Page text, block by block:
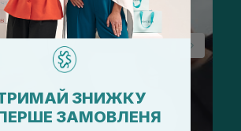
ЗНИЖКУ
ЗАМОВЛЕНЯ